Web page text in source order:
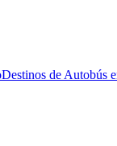
Destinos de Autobús